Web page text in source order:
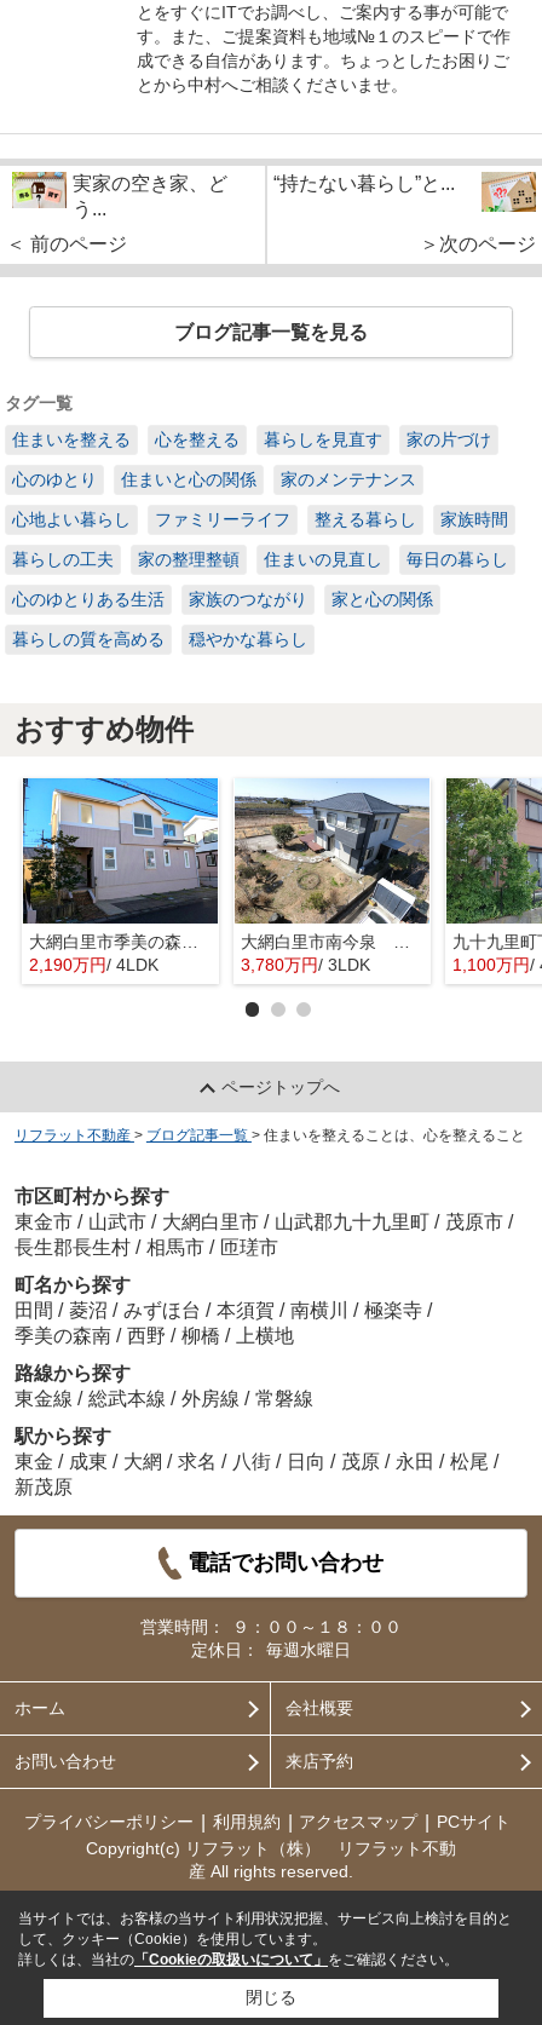
とをすぐにITでお調べし、ご案内する事が可能で
す。また、ご提案資料も地域№１のスピードで作
成できる自信があります。ちょっとしたお困りご
とから中村へご相談くださいませ。
実家の空き家、ど
う...
＜ 前のページ
“持たない暮らし”と...
＞次のページ
ブログ記事一覧を見る
タグ一覧
住まいを整える
心を整える 暮らしを見直す 家の片づけ
心のゆとり 住まいと心の関係 家のメンテナンス
心地よい暮らし ファミリーライフ 整える暮らし 家族時間
暮らしの工夫 家の整理整頓 住まいの見直し 毎日の暮らし
心のゆとりある生活 家族のつながり 家と心の関係
暮らしの質を高める 穏やかな暮らし
おすすめ物件
大網白里市季美の森南３丁目 中古戸建
2,190万円/ 4LDK
大網白里市南今泉 中古戸建
3,780万円/ 3LDK 1,100万円/
ページトップへ
リフラット不動産 > ブログ記事一覧 > 住まいを整えることは、心を整えること
市区町村から探す
東金市 / 山武市 / 大網白里市 / 山武郡九十九里町 / 茂原市 /
長生郡長生村 / 相馬市 / 匝瑳市
町名から探す
田間 / 菱沼 / みずほ台 / 本須賀 / 南横川 / 極楽寺 /
季美の森南 / 西野 / 柳橋 /
上横地
路線から探す
東金線 / 総武本線 / 外房線 / 常磐線
駅から探す
東金 / 成東 / 大網 / 求名 / 八街 / 日向 / 茂原 / 永田 / 松尾 /
新茂原
電話でお問い合わせ
営業時間：
９：００～１８：００
定休日：
毎週水曜日
ホーム 会社概要
お問い合わせ 来店予約
プライバシーポリシー 利用規約 アクセスマップ
PCサイト
Copyright(c) リフラット（株） リフラット不動
産 All rights reserved.
当サイトでは、お客様の当サイト利用状況把握、サービス向上検討を目的と
して、クッキー（Cookie）を使用しています。
詳しくは、当社の 「Cookieの取扱いについて」 をご確認ください。
閉じる